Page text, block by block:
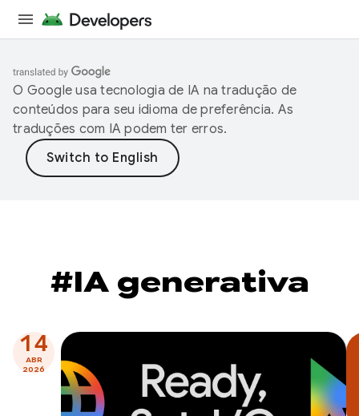
O Google usa tecnologia de IA na tradução de
conteúdos para seu idioma de preferência. As
traduções com IA podem ter erros.
#IA generativa
14
ABR
2026